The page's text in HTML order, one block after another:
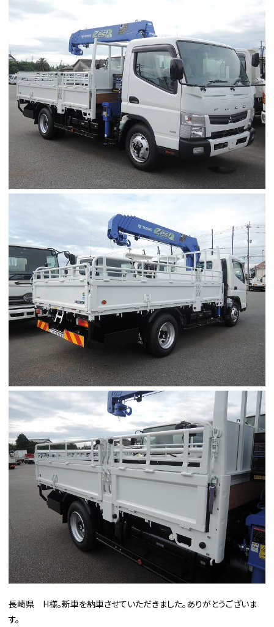
長崎県 H様。新車を納車させていただきました。ありがとうございま
す。